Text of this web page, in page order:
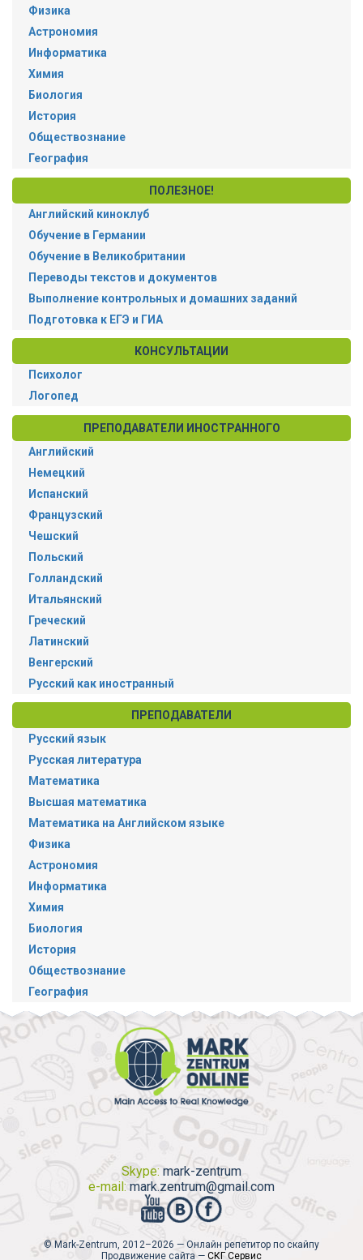
Физика
Астрономия
Информатика
Химия
Биология
История
Обществознание
География
ПОЛЕЗНОЕ!
Английский киноклуб
Обучение в Германии
Обучение в Великобритании
Переводы текстов и документов
Выполнение контрольных и домашних заданий
Подготовка к ЕГЭ и ГИА
КОНСУЛЬТАЦИИ
Психолог
Логопед
ПРЕПОДАВАТЕЛИ ИНОСТРАННОГО
Английский
Немецкий
Испанский
Французский
Чешский
Польский
Голландский
Итальянский
Греческий
Латинский
Венгерский
Русский как иностранный
ПРЕПОДАВАТЕЛИ
Русский язык
Русская литература
Математика
Высшая математика
Математика на Английском языке
Физика
Астрономия
Информатика
Химия
Биология
История
Обществознание
География
Skype: mark-zentrum
e-mail: mark.zentrum@gmail.com
© Mark-Zentrum, 2012–2026 — Онлайн репетитор по скайпу
Продвижение сайта — СКГ Сервис